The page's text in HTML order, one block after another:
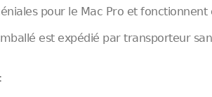
pour le Mac Pro et
est expédié par transporteur